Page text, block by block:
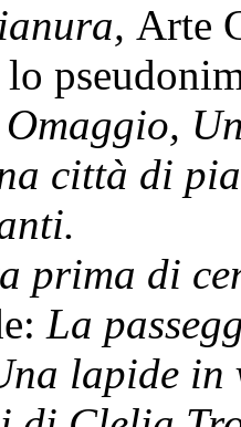
Arte
Omaggio,
città di
prima di
La
lapide in